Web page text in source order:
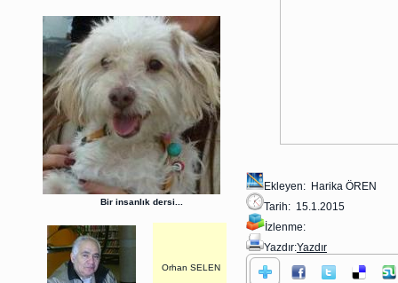
Bir insanlık dersi...
Orhan SELEN
Ekleyen: Harika ÖREN
Tarih: 15.1.2015
İzlenme:
Yazdır:Yazdır